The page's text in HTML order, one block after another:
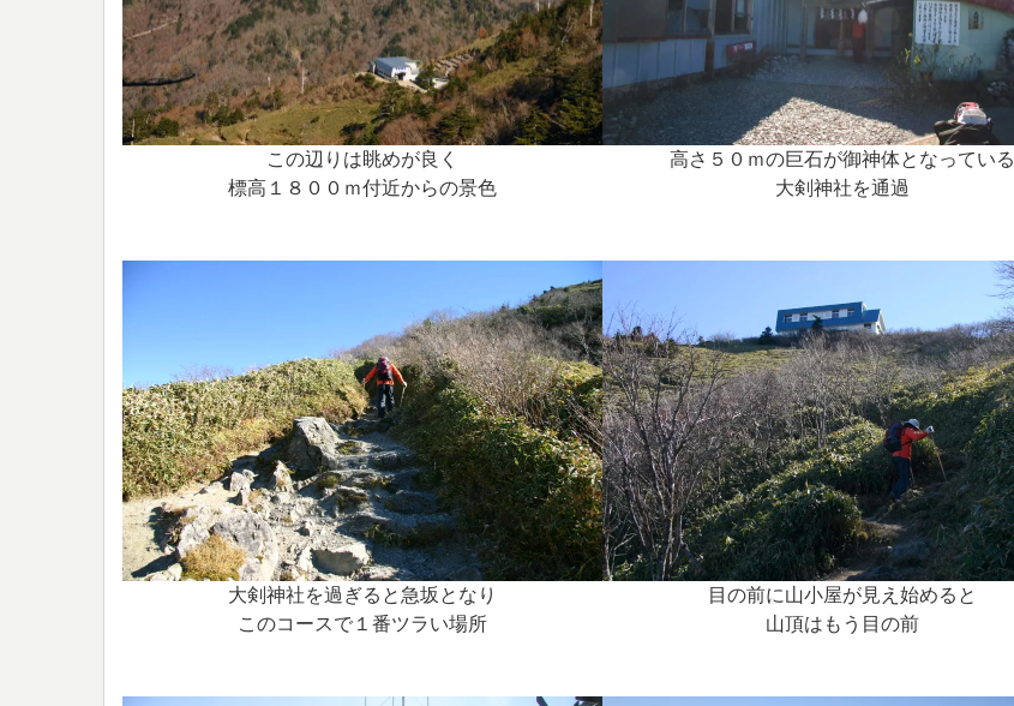
この辺りは眺めが良く
標高１８００ｍ付近からの景色
高さ５０ｍの巨石が御神体となっている
大剣神社を通過
大剣神社を過ぎると急坂となり
このコースで１番ツラい場所
目の前に山小屋が見え始めると
山頂はもう目の前